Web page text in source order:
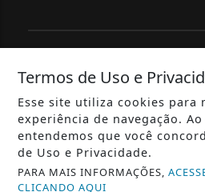
SEU SITE - TODOS OS
Termos de Uso e
Esse site utiliza cookies para
experiência de navegação.
entendemos que você
de Uso e Privacidade.
PARA MAIS INFORMAÇÕES,
CLICANDO AQUI